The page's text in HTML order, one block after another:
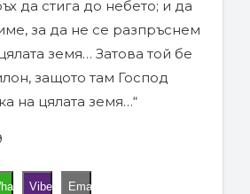
да стига до небето; и да
за да не се разпръснем
земя… Затова той бе
защото там Господ
на цялата земя…“
Viber Email